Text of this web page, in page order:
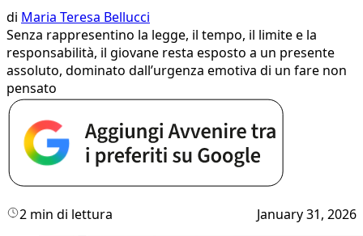
di Maria Teresa Bellucci
Senza rappresentino la legge, il tempo, il limite e la
responsabilità, il giovane resta esposto a un presente
assoluto, dominato dall’urgenza emotiva di un fare non
pensato
2 min di lettura January 31, 2026